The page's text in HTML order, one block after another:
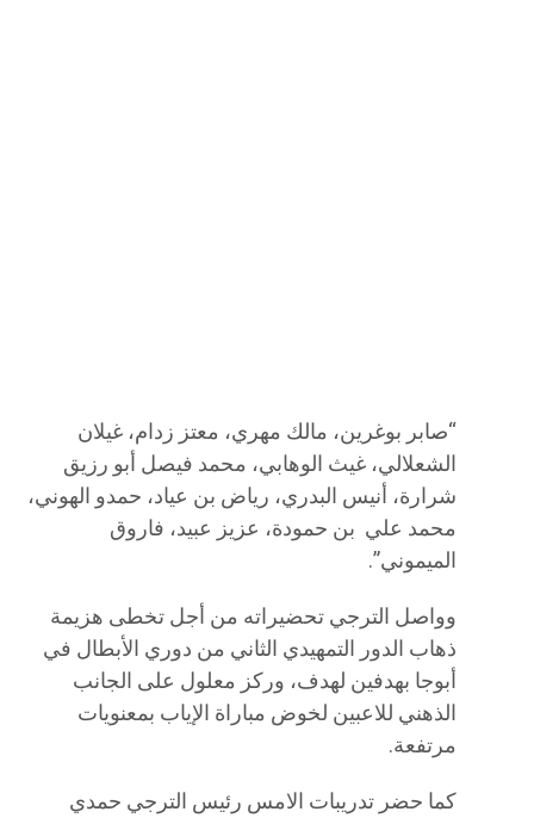
“صابر بوغرين، مالك مهري، معتز زدام، غيلان
الشعلالي، غيث الوهابي، محمد فيصل أبو رزيق
شرارة، أنيس البدري، رياض بن عياد، حمدو الهوني،
محمد علي بن حمودة، عزيز عبيد، فاروق
الميموني”.
وواصل الترجي تحضيراته من أجل تخطى هزيمة
ذهاب الدور التمهيدي الثاني من دوري الأبطال في
أبوجا بهدفين لهدف، وركز معلول على الجانب
الذهني للاعبين لخوض مباراة الإياب بمعنويات
مرتفعة.
كما حضر تدريبات الامس رئيس الترجي حمدي